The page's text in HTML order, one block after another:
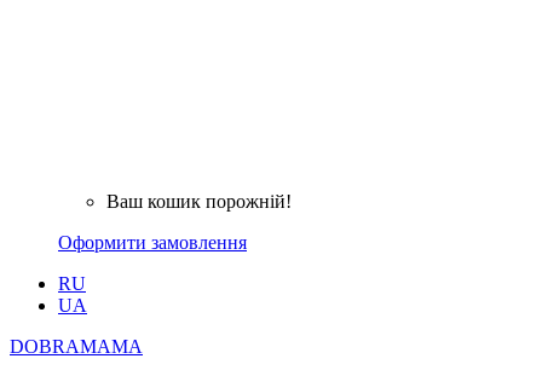
Ваш кошик порожній!
Оформити замовлення
RU
UA
DOBRAMAMA